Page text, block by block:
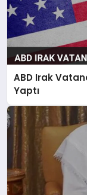
ABD Irak
Yaptı